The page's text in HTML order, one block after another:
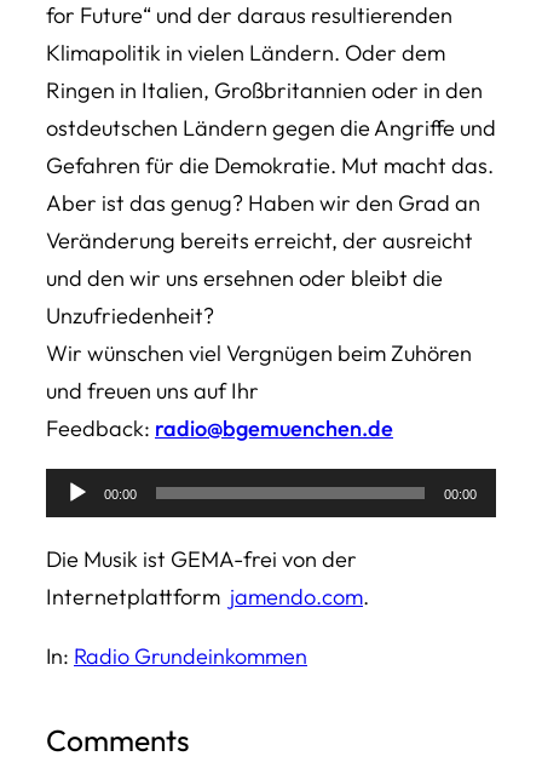
for Future“ und der daraus resultierenden
Klimapolitik in vielen Ländern. Oder dem
Ringen in Italien, Großbritannien oder in den
ostdeutschen Ländern gegen die Angriffe und
Gefahren für die Demokratie. Mut macht das.
Aber ist das genug? Haben wir den Grad an
Veränderung bereits erreicht, der ausreicht
und den wir uns ersehnen oder bleibt die
Unzufriedenheit?
Wir wünschen viel Vergnügen beim Zuhören
und freuen uns auf Ihr
Feedback: radio@bgemuenchen.de
Audio-
Player
00:00 00:00
Die Musik ist GEMA-frei von der
Internetplattform jamendo.com.
In: Radio Grundeinkommen
Comments